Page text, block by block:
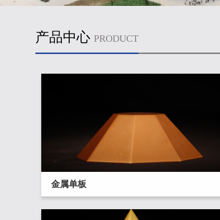
产品中心 PRODUCT
金属单板